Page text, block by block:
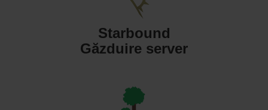
Starbound
Găzduire server